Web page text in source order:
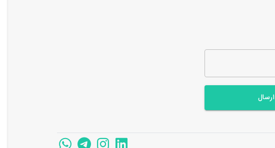
ارسال